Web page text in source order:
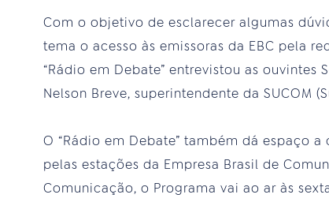
Com o objetivo de esclarecer algumas
tema o acesso às emissoras da EBC pela
“Rádio em Debate” entrevistou as
Nelson Breve, superintendente da SUCOM
O “Rádio em Debate” também dá espaço
pelas estações da Empresa Brasil de
Comunicação, o Programa vai ao ar às